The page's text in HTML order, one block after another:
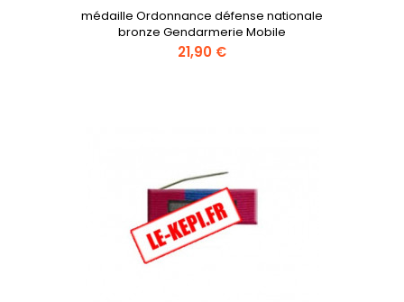
médaille Ordonnance défense nationale
bronze Gendarmerie Mobile
Prix
21,90 €